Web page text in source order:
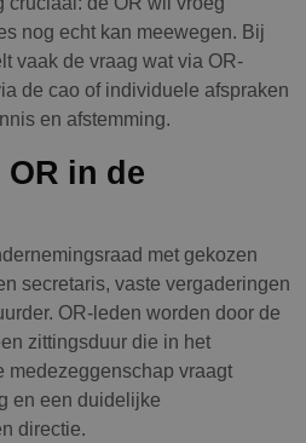
nog echt kan meewegen. Bij
vaak de vraag wat via OR-
de cao of individuele afspraken
en afstemming.
in de
met gekozen
secretaris, vaste vergaderingen
OR-leden worden door de
zittingsduur die in het
medezeggenschap vraagt
en een duidelijke
directie.